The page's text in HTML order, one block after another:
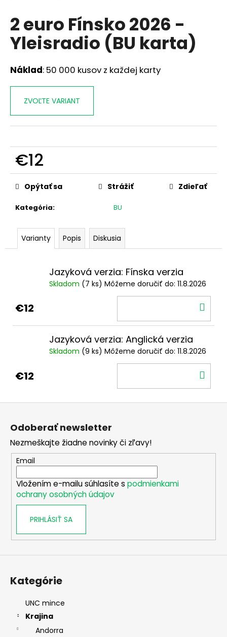
2 euro Fínsko 2026 -
Yleisradio (BU karta)
Náklad: 50 000 kusov z každej karty
ZVOĽTE VARIANT
€12
Jednotková
cena:
Kategória: BU
Opýtať sa Strážiť Zdieľať
Varianty Popis Diskusia
Jazyková verzia: Fínska verzia
Skladom (7 ks) Môžeme doručiť do: 11.8.2026
€12
Jazyková verzia: Anglická verzia
Skladom (9 ks) Môžeme doručiť do: 11.8.2026
€12
j
s
ť
?
HĽADAŤ
O
d
p
m
ÍRSKO
-
PREDSEDNÍCTVO
€3,50
Odoberať newsletter
Nezmeškajte žiadne novinky či zľavy!
Email
Vložením e-mailu súhlasíte s podmienkami
ochrany osobných údajov
PRIHLÁSIŤ SA
Kategórie
UNC mince
Krajina
Andorra